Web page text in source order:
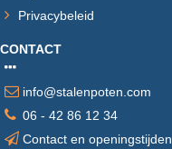
Privacybeleid
CONTACT
info@stalenpoten.com
06 - 42 86 12 34
Contact en openingstijden